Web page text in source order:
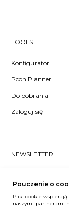
TOOLS
Konfigurator
Pcon Planner
Do pobrania
Zaloguj się
NEWSLETTER
się do naszego
ZAPISZ MNIE
Pouczenie o
Pliki cookie
naszymi partnerami